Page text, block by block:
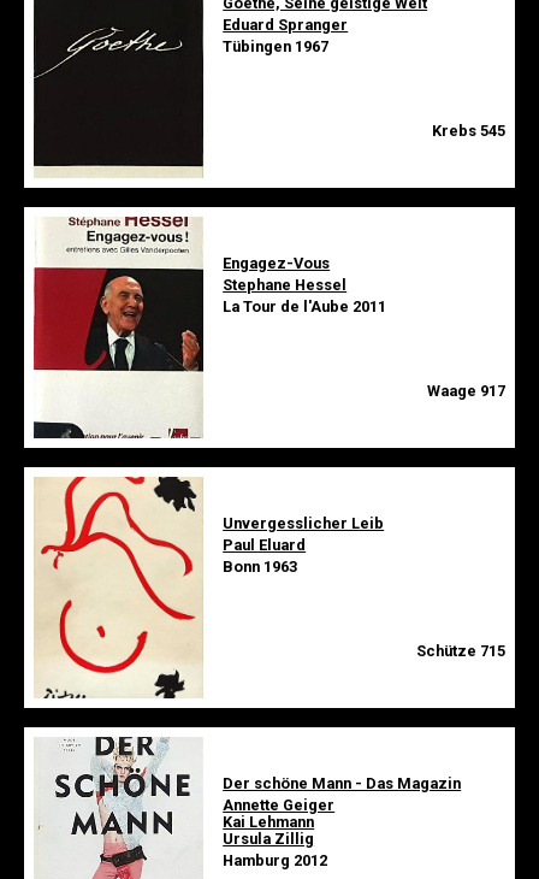
Eduard Spranger
Tübingen 1967
Krebs 545
Engagez-Vous
Stephane Hessel
La Tour de l'Aube 2011
Waage 917
Unvergesslicher Leib
Paul Eluard
Bonn 1963
Schütze 715
Der schöne Mann - Das Magazin
Annette Geiger
Kai Lehmann
Ursula Zillig
Hamburg 2012